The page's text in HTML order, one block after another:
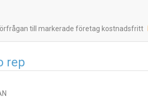
till markerade företag kostnadsfritt
rep